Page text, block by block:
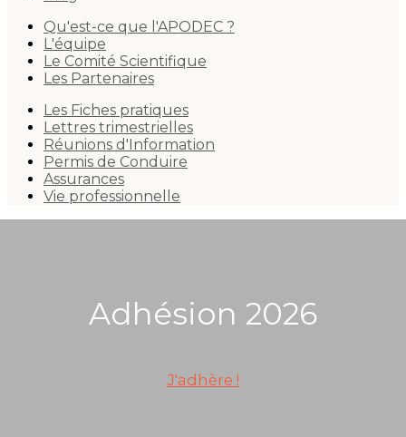
Qu'est-ce que l'APODEC ?
L'équipe
Le Comité Scientifique
Les Partenaires
Les Fiches pratiques
Lettres trimestrielles
Réunions d'Information
Permis de Conduire
Assurances
Vie professionnelle
Adhésion 2026
J'adhère !